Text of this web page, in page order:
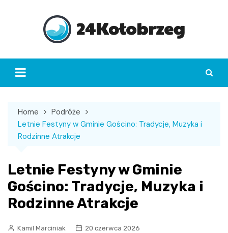
Home
Podróże
Letnie Festyny w Gminie Gościno: Tradycje, Muzyka i
Rodzinne Atrakcje
Letnie Festyny w Gminie
Gościno: Tradycje, Muzyka i
Rodzinne Atrakcje
Kamil Marciniak
20 czerwca 2026